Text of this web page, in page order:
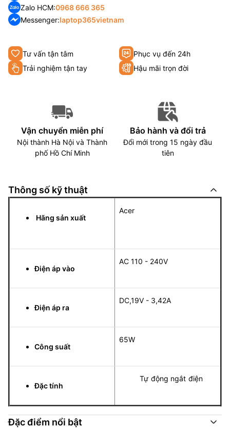
Tư vấn tận tâm
Phục vụ đến 24h
Trải nghiệm tận tay
Hậu mãi trọn đời
Vận chuyển miễn phí
Nội thành Hà Nội và Thành
phố Hồ Chí Minh
Bảo hành và đổi trả
Đổi mới trong 15 ngày đầu
tiên
Thông số kỹ thuật
Hãng sản xuất
Acer
Điện áp vào
AC 110 - 240V
Điện áp ra
DC,19V - 3,42A
Công suất
65W
Đặc tính
Tự động ngắt điện
Đặc điểm nổi bật
Zalo HCM:0968 666 365
Messenger:laptop365vietnam